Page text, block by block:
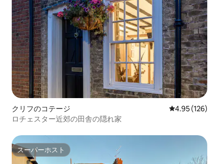
クリフのコテージ レビュー126
4.95 (126)
ロチェスター近郊の田舎の隠れ家
スーパーホスト
スーパーホスト